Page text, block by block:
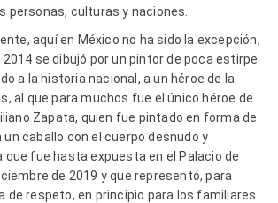
personas, culturas y naciones.
aquí en México no ha sido la excepción,
2014 se dibujó por un pintor de poca estirpe
a la historia nacional, a un héroe de la
al que para muchos fue el único héroe de
Zapata, quien fue pintado en forma de
caballo con el cuerpo desnudo y
que fue hasta expuesta en el Palacio de
de 2019 y que representó, para
de respeto, en principio para los familiares